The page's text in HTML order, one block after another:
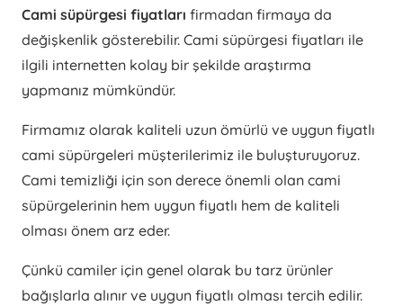
Cami süpürgesi fiyatları firmadan firmaya da
değişkenlik gösterebilir. Cami süpürgesi fiyatları ile
ilgili internetten kolay bir şekilde araştırma
yapmanız mümkündür.
Firmamız olarak kaliteli uzun ömürlü ve uygun fiyatlı
cami süpürgeleri müşterilerimiz ile buluşturuyoruz.
Cami temizliği için son derece önemli olan cami
süpürgelerinin hem uygun fiyatlı hem de kaliteli
olması önem arz eder.
Çünkü camiler için genel olarak bu tarz ürünler
bağışlarla alınır ve uygun fiyatlı olması tercih edilir.